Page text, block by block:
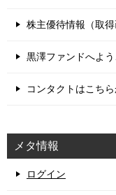
株主優待情報（取得
黒澤ファンドへよう
コンタクトはこちら
メタ情報
ログイン